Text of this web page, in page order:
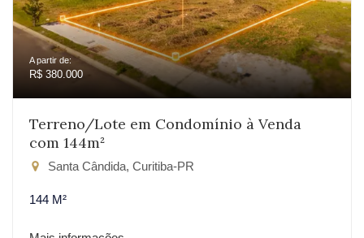
A partir de:
R$ 380.000
Terreno/Lote em Condomínio à Venda
com 144m²
Santa Cândida, Curitiba-PR
144 M²